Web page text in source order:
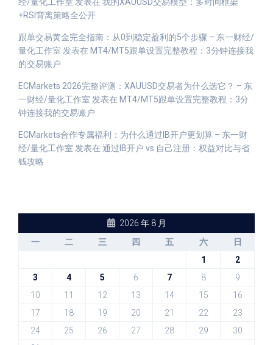
经/量化工作室 发表在 我的XAUUSD交易模型：多时间框架
+RSI背离策略全公开
跟单交易黄金完全指南：从0到稳定盈利的5个步骤 – 东一财经/
量化工作室 发表在 MT4/MT5跟单设置完整教程：3分钟连接我
的交易账户
ECMarkets 2026完整评测：XAUUSD交易者为什么选它？ – 东
一财经/量化工作室 发表在 MT4/MT5跟单设置完整教程：3分
钟连接我的交易账户
ECMarkets合作专属福利：为什么通过IB开户更划算 – 东一财
经/量化工作室 发表在 通过IB开户 vs 自己注册：权益对比与省
钱攻略
2026 年 8 月
一
二 三 四 五 六
日
1
2
3
4 5 6 7 8
9
10
11 12 13 14 15
16
17
18 19 20 21 22
23
24
25 26 27 28 29
30